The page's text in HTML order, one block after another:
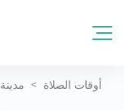
أوقات الصلاة > مدينة